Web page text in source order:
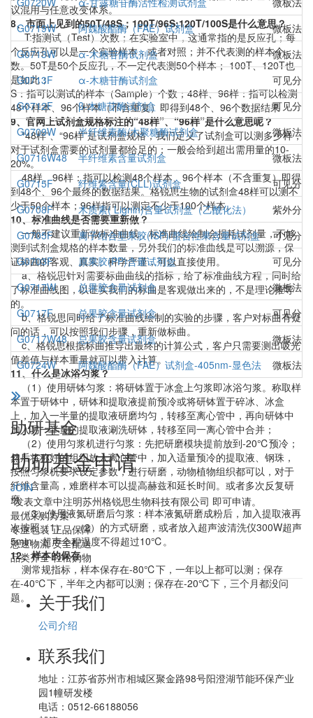
议混用与任意改变体系。
8、市面上见到的50T/48S；100T/96S;120T/100S是什么意思？
T:指测试（Test）次数；在实验室中，这通常指的是反应孔；每
个反应孔可以是一个实验样本，或者对照；并不代表测的样本个
数。50T是50个反应孔，不一定代表测50个样本； 100T、120T也
是如此；
S：指可以测试的样本（Sample）个数；48样、96样：指可以检测
48个样本、96个样本（不含重复）即得到48个、96个数据结果
9、官网上试剂盒规格标注的“48样”、“96样”是什么意思呢？
“48样”、“96样”是试剂盒规格，我们定义了试剂盒可以测多少样，
对于试剂盒需要的试剂量都给足的；一般会给到超出需用量的10-
20%。
48样、96样：指可以检测48个样本、96个样本（不含重复）即得
到48个、96个最终的数据结果。格锐思生物的试剂盒48样可以测不
少于50个样本；96样指可以测定不少于100个样本。
10、标准曲线是否需要重新做？
一般不建议重新做标准曲线，标准曲线绘制会损耗试剂量，不够
测到试剂盒规格的样本数量，另外我们的标准曲线是可以溯源，保
证标曲的客观、真实、科学严谨，可以直接使用。
a、格锐思针对需要标曲曲线的指标，给了标准曲线方程，同时给
了标准曲线图，以证实我们的标曲是客观做出来的，不是理论推导
的。
b、格锐思同时给了标准曲线绘制的实验的步骤，客户对标曲有疑
问的话，可以按照我们步骤，重新做标曲。
c、格锐思根据标曲推导出最终的计算公式，客户只需要测出吸光
值差值与样本重量就可以带入计算。
11、什么是冰浴匀浆？
（1）使用研钵匀浆：将研钵置于冰盒上匀浆即冰浴匀浆。称取样
本置于研钵中，研钵和提取液提前预冷或将研钵置于碎冰、冰盒
上，加入一半量的提取液研磨均匀，转移至离心管中，再向研钵中
加入另一半量的提取液涮洗研钵，转移至同一离心管中合并；
（2）使用匀浆机进行匀浆：先把研磨模块提前放到-20℃预冷；
然后将称好的组织放入离心管中，加入适量预冷的提取液、钢珠，
按照匀浆机要求设定参数，进行研磨，动物植物组织都可以，对于
纤维含量高，难磨样本可以提高赫兹和延长时间。或者多次反复研
磨
（3）使用液氮研磨后匀浆：样本液氮研磨成粉后，加入提取液再
次按照（1）、（2）的方式研磨，或者放入超声波清洗仪300W超声
5min，超声全程温度不得超过10℃。
12、样本的保存
测常规指标，样本保存在-80℃下，一年以上都可以测；保存
在-40℃下，半年之内都可以测；保存在-20℃下，三个月都没问
题。
G0719W
阿魏酸酯酶（FAE）试剂盒
微板法
G0713W
α-木糖苷酶试剂盒
微板法
G0713F
α-木糖苷酶试剂盒
可见分
G0712F
β-木糖苷酶试剂盒
可见分
G0709W
半纤维素酶/木聚糖酶试剂盒
微板法
G0716W48
半纤维素含量试剂盒
微板法
G0715F
纤维素含量(CLL)试剂盒
可见分
G0708F
木质素( Lignin)含量试剂盒（乙酰化法）
紫外分
G0705F
离子结合型果胶(ISP)/螯合性果含量试剂盒
可见分
G0703F
原果胶(PP)含量试剂盒
可见分
G0717W
总果胶含量试剂盒
微板法
G0717F
总果胶含量试剂盒
可见分
G0717W48
总果胶含量试剂盒
微板法
G0724W
阿魏酸酯酶（FAE）试剂盒-405nm-显色法 微板法
助研基金
助研基金申请
JOIN
*发表文章中注明苏州格锐思生物科技有限公司 即可申请。
最优采购方案
专业包装 正品保障
急速物流 安全配送
品类齐全 轻松购物
关于我们
公司介绍
联系我们
地址： 江苏省苏州市相城区聚金路98号阳澄湖节能环保产业
园1幢研发楼
电话： 0512-66188056